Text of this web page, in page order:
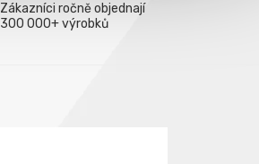
Zákazníci ročně objednají
300 000+ výrobků